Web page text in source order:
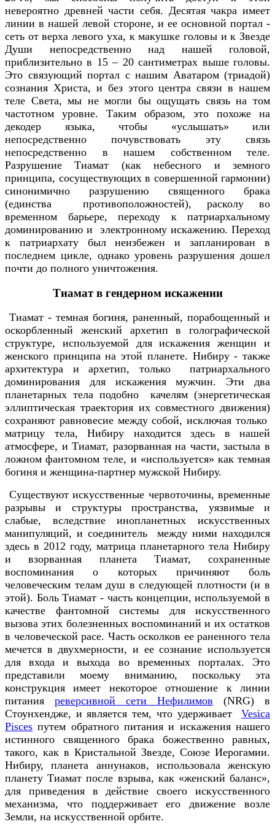
невероятно древней части себя. Десятая чакра имеет
линии в нашей левой стороне, и ее основной портал -
сеть от верха левого уха, к макушке головы и к Звезде
Души непосредственно над нашей головой,
приблизительно в 15 – 20 сантиметрах выше головы.
Это связующий портал с нашим Аватаром (триадой)
сознания Христа, и без этого центра связи в нашем
теле Света, мы не могли бы ощущать связь на том
частотном уровне. Таким образом, это похоже на
декодер языка, чтобы «услышать» или
непосредственно почувствовать эту связь
непосредственно в нашем собственном теле.
Разрушение Тиамат (как небесного и земного
принципа, сосуществующих в совершенной гармонии)
синонимично разрушению священного брака
(единства противоположностей), расколу во
временном барьере, переходу к патриархальному
доминированию и электронному искажению. Переход
к патриархату был неизбежен и запланирован в
последнем цикле, однако уровень разрушения дошел
почти до полного уничтожения.
Тиамат в гендерном искажении
Тиамат - темная богиня, раненный, порабощенный и
оскорбленный женский архетип в голографической
структуре, используемой для искажения женщин и
женского принципа на этой планете. Нибиру - также
архитектура и архетип, только патриархального
доминирования для искажения мужчин. Эти два
планетарных тела подобно качелям (энергетическая
эллиптическая траектория их совместного движения)
сохраняют равновесие между собой, исключая только
матрицу тела, Нибиру находится здесь в нашей
атмосфере, и Тиамат, разорванная на части, застыла в
ложном фантомном теле, и «используется» как темная
богиня и женщина-партнер мужской Нибиру.
Существуют искусственные червоточины, временные
разрывы и структуры пространства, уязвимые и
слабые, вследствие инопланетных искусственных
манипуляций, и соединитель между ними находился
здесь в 2012 году, матрица планетарного тела Нибиру
и взорванная планета Тиамат, сохраненные
воспоминания о которых причиняют боль
человеческим телам душ в следующей плотности (и в
этой). Боль Тиамат - часть концепции, используемой в
качестве фантомной системы для искусственного
вызова этих болезненных воспоминаний и их остатков
в человеческой расе. Часть осколков ее раненного тела
мечется в двухмерности, и ее сознание используется
для входа и выхода во временных порталах. Это
представили моему вниманию, поскольку эта
конструкция имеет некоторое отношение к линии
питания реверсивной сети Нефилимов (NRG) в
Стоунхендже, и является тем, что удерживает Vesica
Pisces путем обратного питания и искажения нашего
истинного священного брака божественно равных,
такого, как в Кристальной Звезде, Союзе Иерогамии.
Нибиру, планета аннунаков, использовала женскую
планету Тиамат после взрыва, как «женский баланс»,
для приведения в действие своего искусственного
механизма, что поддерживает его движение возле
Земли, на искусственной орбите.